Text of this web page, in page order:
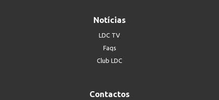
Notícias
LDC TV
Faqs
Club LDC
Contactos